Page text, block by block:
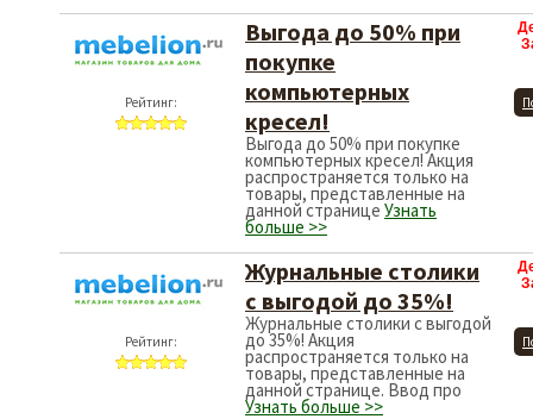
Рейтинг:
Выгода до 50% при
покупке
компьютерных
кресел!
Выгода до 50% при покупке
компьютерных кресел! Акция
распространяется только на
товары, представленные на
данной странице Узнать
больше >>
Рейтинг:
Журнальные столики
с выгодой до 35%!
Журнальные столики с выгодой
до 35%! Акция
распространяется только на
товары, представленные на
данной странице. Ввод про
Узнать больше >>